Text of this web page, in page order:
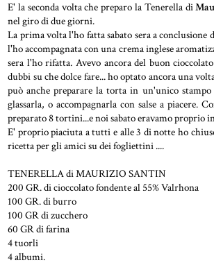
E' la seconda volta che preparo la Tenerella di
nel giro di due giorni.
La prima volta l'ho fatta sabato sera a conclusione
l'ho accompagnata con una crema inglese
sera l'ho rifatta. Avevo ancora del buon
dubbi su che dolce fare... ho optato ancora una
può anche preparare la torta in un'unico
glassarla, o accompagnarla con salse a piacere.
preparato 8 tortini...e noi sabato eravamo proprio
E' proprio piaciuta a tutti e alle 3 di notte ho
ricetta per gli amici su dei fogliettini ....
TENERELLA di MAURIZIO SANTIN
200 GR. di cioccolato fondente al 55% Valrhona
100 GR. di burro
100 GR di zucchero
60 GR di farina
4 tuorli
4 albumi.